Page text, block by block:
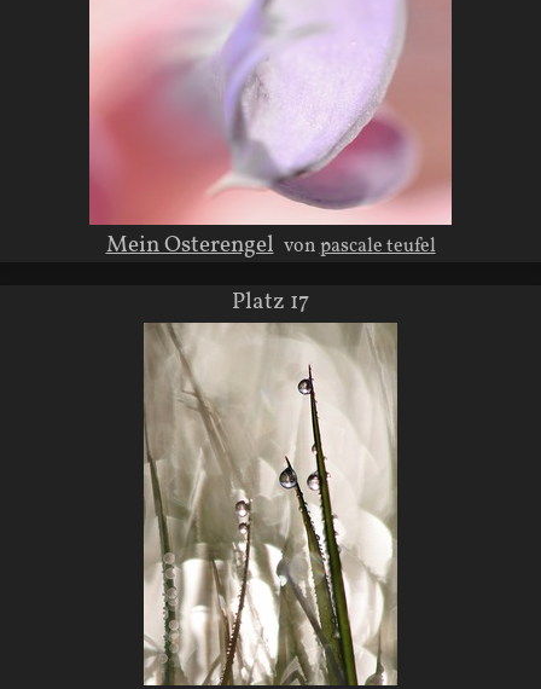
Mein Osterengel vonpascale teufel
Platz 17